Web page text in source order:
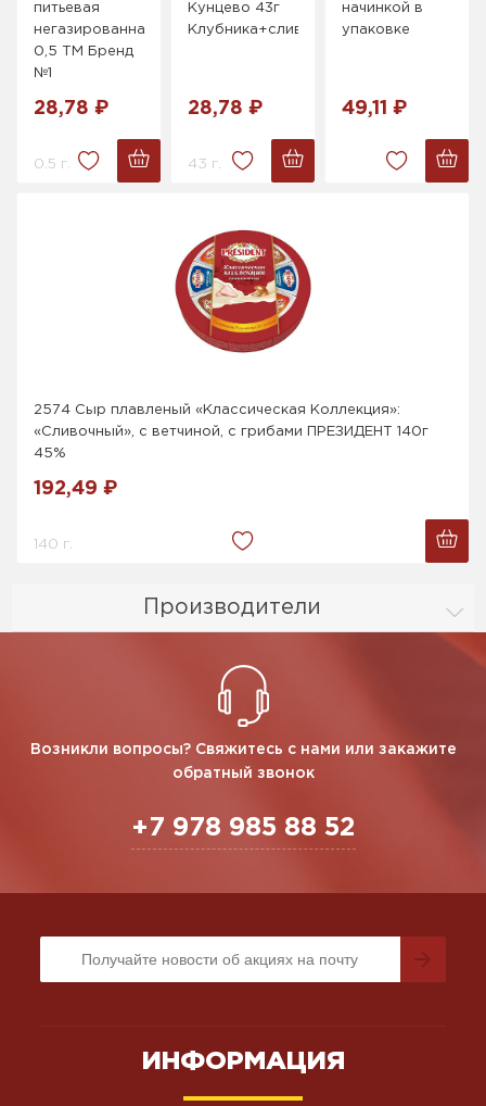
Производители
питьевая
негазированная
0,5 ТМ Бренд
№1
28,78 ₽
0.5 г.
Кунцево 43г
Клубника+сливки
28,78 ₽
43 г.
начинкой в
упаковке
49,11 ₽
2574 Сыр плавленый «Классическая Коллекция»:
«Сливочный», с ветчиной, с грибами ПРЕЗИДЕНТ 140г
45%
192,49 ₽
140 г.
Возникли вопросы? Свяжитесь с нами или закажите
обратный звонок
+7 978 985 88 52
ИНФОРМАЦИЯ